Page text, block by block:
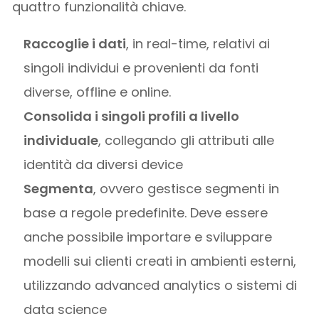
quattro funzionalità chiave.
Raccoglie i dati, in real-time, relativi ai
singoli individui e provenienti da fonti
diverse, offline e online.
Consolida i singoli profili a livello
individuale, collegando gli attributi alle
identità da diversi device
Segmenta, ovvero gestisce segmenti in
base a regole predefinite. Deve essere
anche possibile importare e sviluppare
modelli sui clienti creati in ambienti esterni,
utilizzando advanced analytics o sistemi di
data science